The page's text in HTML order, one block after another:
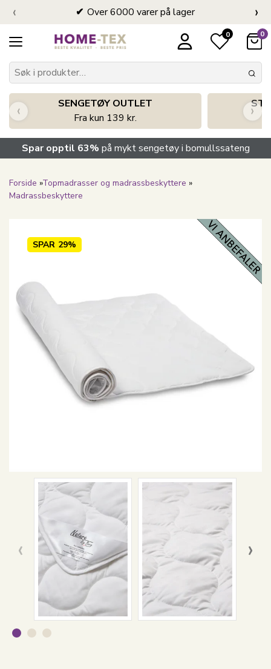
Over 6000 varer på lager
‹ ›
0 0
SENGETØY OUTLET
Fra kun 139 kr.
‹ ›
Spar opptil 63% på mykt sengetøy i bomullssateng
Forside »Topmadrasser og madrassbeskyttere »
Madrassbeskyttere
SPAR 29%
‹ ›